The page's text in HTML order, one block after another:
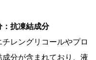
：抗凍結成分
レングリコールやプロ
分が含まれており、液